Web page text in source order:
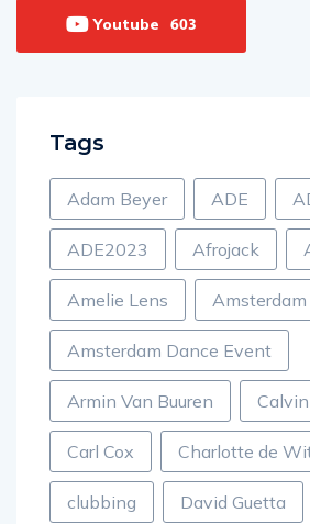
Youtube 603
Tags
Adam Beyer ADE
ADE2023 Afrojack
Amelie Lens Amsterdam
Amsterdam Dance Event
Armin Van Buuren
Carl Cox Charlotte de
clubbing David Guetta